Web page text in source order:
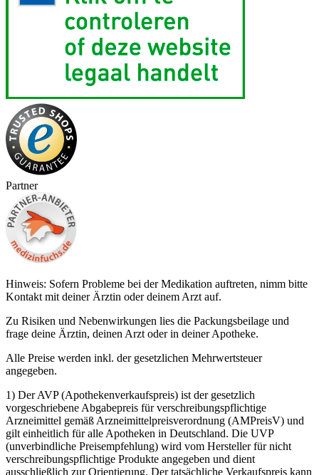
Partner
Hinweis: Sofern Probleme bei der Medikation auftreten, nimm bitte
Kontakt mit deiner Ärztin oder deinem Arzt auf.
Zu Risiken und Nebenwirkungen lies die Packungsbeilage und
frage deine Ärztin, deinen Arzt oder in deiner Apotheke.
Alle Preise werden inkl. der gesetzlichen Mehrwertsteuer
angegeben.
1) Der AVP (Apothekenverkaufspreis) ist der gesetzlich
vorgeschriebene Abgabepreis für verschreibungspflichtige
Arzneimittel gemäß Arzneimittelpreisverordnung (AMPreisV) und
gilt einheitlich für alle Apotheken in Deutschland. Die UVP
(unverbindliche Preisempfehlung) wird vom Hersteller für nicht
verschreibungspflichtige Produkte angegeben und dient
ausschließlich zur Orientierung. Der tatsächliche Verkaufspreis kann